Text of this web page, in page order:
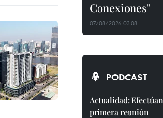
Conexiones"
07/08/2026 03:08
PODCAST
Actualidad: Efectúan
primera reunión